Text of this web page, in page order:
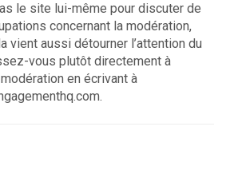
le site lui-même pour discuter de
concernant la modération,
vient aussi détourner l’attention du
vous plutôt directement à
modération en écrivant à